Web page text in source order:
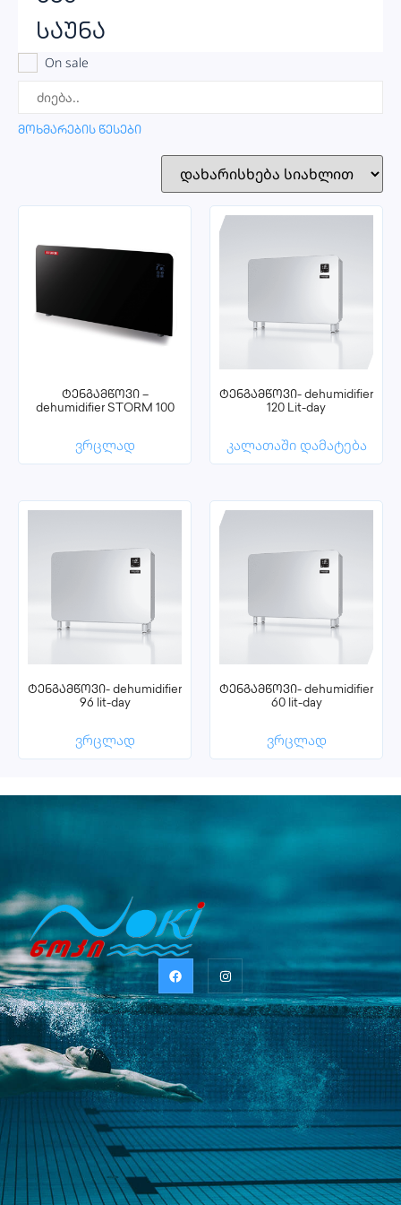
საუნა
On sale
მოხმარების წესები
ტენგამწოვი –
dehumidifier STORM 100
ვრცლად
ტენგამწოვი- dehumidifier
120 Lit-day
კალათაში დამატება
ტენგამწოვი- dehumidifier
96 lit-day
ვრცლად
ტენგამწოვი- dehumidifier
60 lit-day
ვრცლად